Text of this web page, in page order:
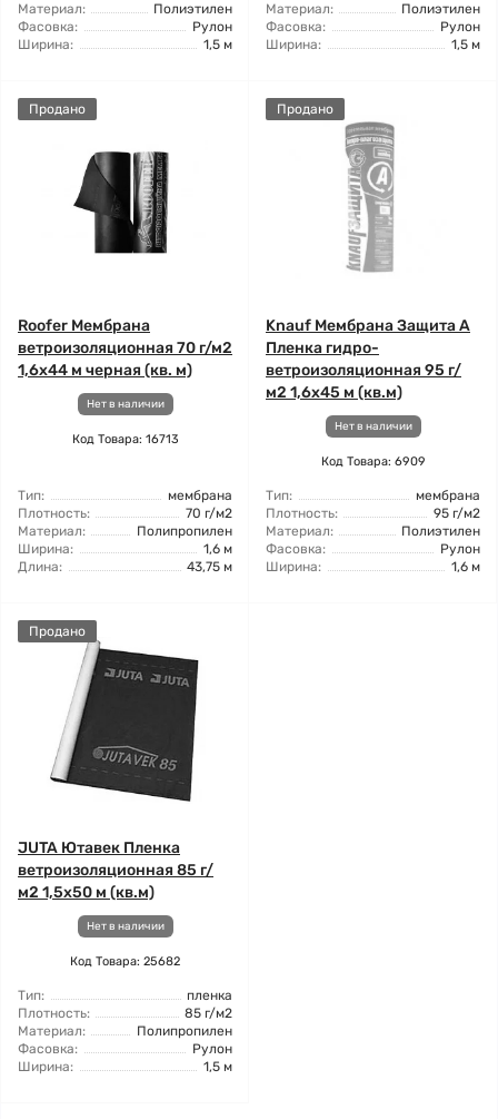
Материал:
Полиэтилен
Фасовка:
Рулон
Ширина:
1,5 м
Материал:
Полиэтилен
Фасовка:
Рулон
Ширина:
1,5 м
Продано
Roofer Мембрана
ветроизоляционная 70 г/м2
1,6x44 м черная (кв. м)
Нет в наличии
Код Товара: 16713
Тип:
мембрана
Плотность:
70 г/м2
Материал:
Полипропилен
Ширина:
1,6 м
Длина:
43,75 м
Продано
Knauf Мембрана Защита А
Пленка гидро-
ветроизоляционная 95 г/
м2 1,6x45 м (кв.м)
Нет в наличии
Код Товара: 6909
Тип:
мембрана
Плотность:
95 г/м2
Материал:
Полиэтилен
Фасовка:
Рулон
Ширина:
1,6 м
Продано
JUTA Ютавек Пленка
ветроизоляционная 85 г/
м2 1,5x50 м (кв.м)
Нет в наличии
Код Товара: 25682
Тип:
пленка
Плотность:
85 г/м2
Материал:
Полипропилен
Фасовка:
Рулон
Ширина:
1,5 м